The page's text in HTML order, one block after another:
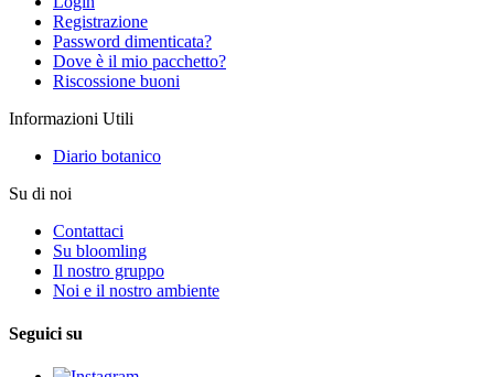
Registrazione
Password dimenticata?
Dove è il mio pacchetto?
Riscossione buoni
Informazioni Utili
Diario botanico
Su di noi
Contattaci
Su bloomling
Il nostro gruppo
Noi e il nostro ambiente
Seguici su